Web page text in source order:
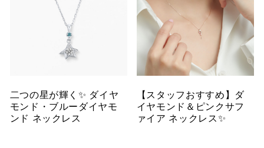
二つの星が輝く✨ ダイヤ
モンド・ブルーダイヤモ
ンド ネックレス
【スタッフおすすめ】ダ
イヤモンド＆ピンクサフ
ァイア ネックレス✨